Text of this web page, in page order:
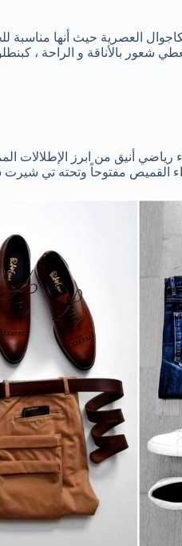
العصرية حيث أنها
شعور بالأناقة و الراحة ،
أنيق من ابرز الإطلالات
القميص مفتوحاً وتحته تي شيرت